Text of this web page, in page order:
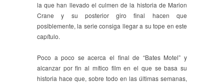
la que han llevado el culmen de la historia de Marion
Crane y su posterior giro final hacen que
posiblemente, la serie consiga llegar a su tope en este
capítulo.
Poco a poco se acerca el final de “Bates Motel” y
alcanzar por fin al mítico film en el que se basa su
historia hace que, sobre todo en las últimas semanas,